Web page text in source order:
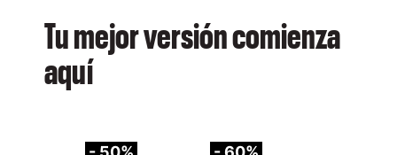
Tu mejor versión comienza
aquí